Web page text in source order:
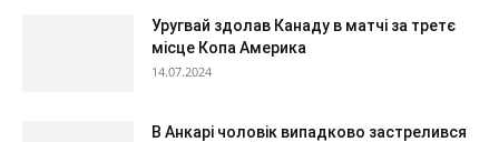
Уругвай здолав Канаду в матчі за третє
місце Копа Америка
14.07.2024
В Анкарі чоловік випадково застрелився